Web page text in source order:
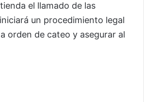
el llamado de las
un procedimiento legal
orden de cateo y asegurar al